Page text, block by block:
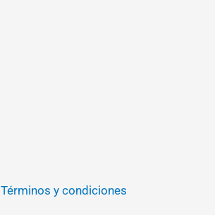
Términos y condiciones